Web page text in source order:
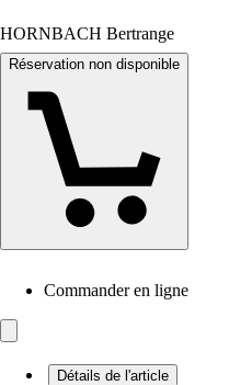
HORNBACH Bertrange
Réservation non disponible
Commander en ligne
Détails de l'article